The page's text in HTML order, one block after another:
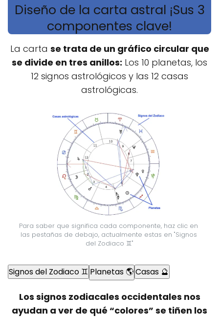
Diseño de la carta astral ¡Sus 3
componentes clave!
La carta se trata de un gráfico circular que
se divide en tres anillos: Los 10 planetas, los
12 signos astrológicos y las 12 casas
astrológicas.
Para saber que significa cada componente, haz clic en
las pestañas de debajo, actualmente estas en "Signos
del Zodiaco ♊"
Signos del Zodiaco ♊ Planetas 🌎Casas 🔮
Los signos zodiacales occidentales nos
ayudan a ver de qué “colores” se tiñen los